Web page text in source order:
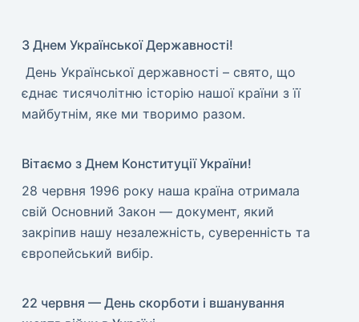
З Днем Української Державності!
​ День Української державності – свято, що
єднає тисячолітню історію нашої країни з її
майбутнім, яке ми творимо разом.
Вітаємо з Днем Конституції України!
​28 червня 1996 року наша країна отримала
свій Основний Закон — документ, який
закріпив нашу незалежність, суверенність та
європейський вибір.
22 червня — День скорботи і вшанування